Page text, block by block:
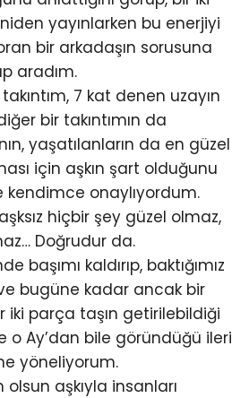
yayınlarken bu enerjiyi
bir arkadaşın sorusuna
aradım.
7 kat denen uzayın
bir takıntımın da
yaşatılanların da en güzel
için aşkın şart olduğunu
kendimce onaylıyordum.
hiçbir şey güzel olmaz,
Doğrudur da.
başımı kaldırıp, baktığımız
bugüne kadar ancak bir
iki parça taşın getirilebildiği
o Ay’dan bile göründüğü ileri
yöneliyorum.
aşkıyla insanları